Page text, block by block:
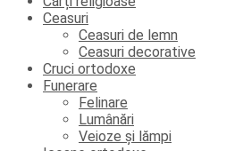
Ceasuri
Ceasuri de lemn
Ceasuri decorative
Cruci ortodoxe
Funerare
Felinare
Lumânări
Veioze și lămpi